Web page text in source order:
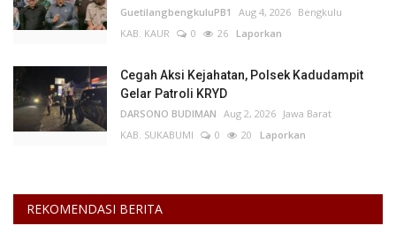
GuetilangbengkuluPB1 Aug 4, 2026 Bengkulu
KAB. KAUR
0 26 Laporkan
Cegah Aksi Kejahatan, Polsek Kadudampit
Gelar Patroli KRYD
DARSONO BUDIMAN Aug 2, 2026 Jawa Barat
KAB. SUKABUMI
0 20 Laporkan
REKOMENDASI BERITA